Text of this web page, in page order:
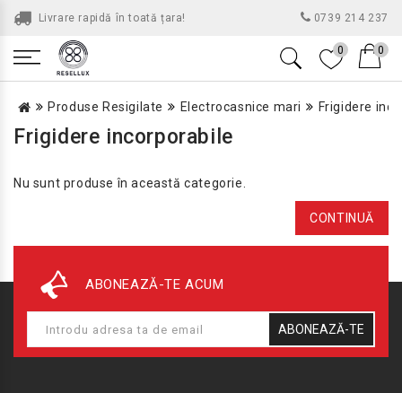
Livrare rapidă în toată țara! 0739 214 237
0 0
Produse Resigilate Electrocasnice mari Frigidere
Frigidere incorporabile
Nu sunt produse în această categorie.
CONTINUĂ
ABONEAZĂ-TE ACUM
ABONEAZĂ-TE